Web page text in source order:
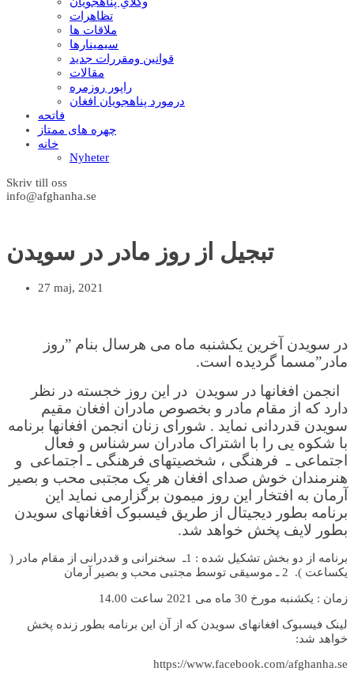
تظاهرات
ملاقات ها
سيمينارها
قوانين ومقررات جديد
مقالات
راپور روزمره
درمورد پناهجويان افغان
فاتحه
چهره های ممتاز
خانه
Nyheter
Skriv till oss
info@afghanha.se
تبجیل از روز مادر در سویدن
27 maj, 2021
در سویدن آخرین یکشنبه ماه می هرسال بنام ”روز
مادر”مسما گردیده است.
انجمن افغانها در سویدن در این روز خجسته در نظر
دارد که از مقام مادر و بخصوص مادران افغان مقیم
سویدن قدردانی نماید . شورای زنان انجمن افغانها برنامه
با شکوه یی را با اشتراک مادران سرشناس و فعال
اجتماعی ـ فرهنگی ، شخصیتهای فرهنگی ـ اجتماعی و
هنرمندان خوش صدای افغان هر یک مجتبی محب و بصیر
آرمان به افتخار این روز میمون برگزارمی نماید این
برنامه بطور دیجیتال از طریق فیسبوک افغانهای سویدن
بطور لایف پخش خواهد شد.
برنامه از دو بخش تشکیل شده : 1ـ سخنرانی و قددرانی از مقام مادر (
یکساعت ). 2 ـ موسیقی توسط مجتبی محب و بصیر آرمان
زمان : یکشنبه مورخ 30 ماه می 2021 ساعت 14.00
لینک فیسبوک افغانهای سویدن که از آن این برنامه بطور زنده پخش
خواهد شد:
https://www.facebook.com/afghanha.se